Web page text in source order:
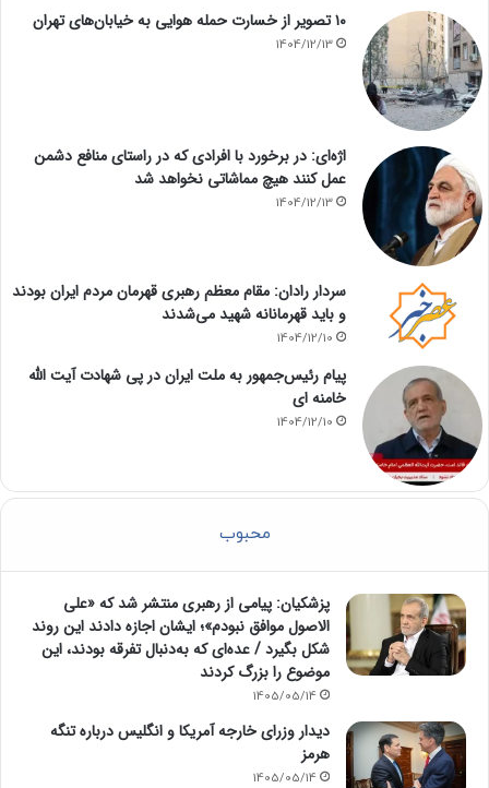
۱۰ تصویر از خسارت حمله هوایی به خیابان‌های تهران
1404/12/13
اژه‌ای: در برخورد با افرادی که در راستای منافع دشمن
عمل کنند هیچ مماشاتی نخواهد شد
1404/12/13
سردار رادان: مقام معظم رهبری قهرمان مردم ایران بودند
و باید قهرمانانه شهید می‌شدند
1404/12/10
پیام رئیس‌جمهور به ملت ایران در پی شهادت آیت الله
خامنه ای
1404/12/10
محبوب
پزشکیان: پیامی از رهبری منتشر شد که «علی
الاصول موافق نبودم»؛ ایشان اجازه دادند این روند
شکل بگیرد / عده‌ای که به‌دنبال تفرقه بودند، این
موضوع را بزرگ کردند
1405/05/14
دیدار وزرای خارجه آمریکا و انگلیس درباره تنگه
هرمز
1405/05/14